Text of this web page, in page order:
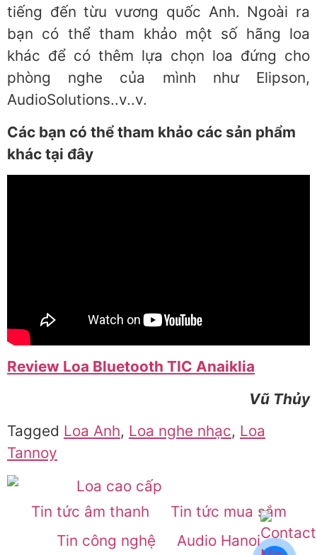
tiếng đến từu vương quốc Anh. Ngoài ra
bạn có thể tham khảo một số hãng loa
khác để có thêm lựa chọn loa đứng cho
phòng nghe của mình như Elipson,
AudioSolutions..v..v.
Các bạn có thể tham khảo các sản phẩm
khác tại đây
Review Loa Bluetooth TIC Anaiklia
Vũ Thủy
Tagged Loa Anh, Loa nghe nhạc, Loa
Tannoy
Tin tức âm thanh
Tin tức mua sắm
Tin công nghệ
Audio Hanoi